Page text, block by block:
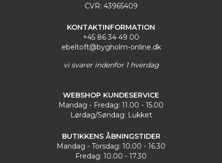
CVR: 43965409
KONTAKTINFORMATION
+45 86 34 49 00
ebeltoft@bygholm-online.dk
vi svarer indenfor 1 hverdag
WEBSHOP KUNDESERVICE
Mandag - Fredag: 11.00 - 15.00
Lørdag/Søndag: Lukket
BUTIKKENS ÅBNINGSTIDER
Mandag - Torsdag: 10.00 - 16.30
Fredag: 10.00 - 17.30